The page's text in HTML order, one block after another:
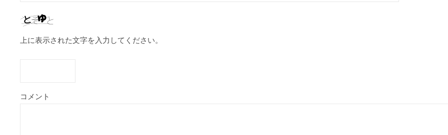
上に表示された文字を入力してください。
コメント